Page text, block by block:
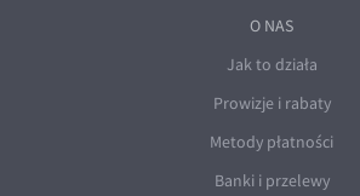
O NAS
Jak to działa
Prowizje i rabaty
Metody płatności
Banki i przelewy